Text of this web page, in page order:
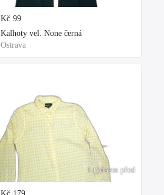
Kč 99
Kalhoty vel. None černá
Ostrava
1 týdnem před